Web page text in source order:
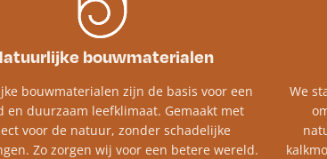
bouwmaterialen
bouwmaterialen zijn de basis voor een
en duurzaam leefklimaat. Gemaakt met
voor de natuur, zonder schadelijke
Zo zorgen wij voor een betere wereld.
We